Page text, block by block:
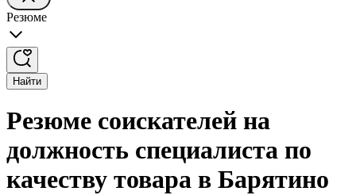
Резюме
Найти
Резюме соискателей на
должность специалиста по
качеству товара в Барятино